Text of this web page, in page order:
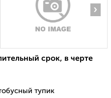
›
срок, в черте
тупик